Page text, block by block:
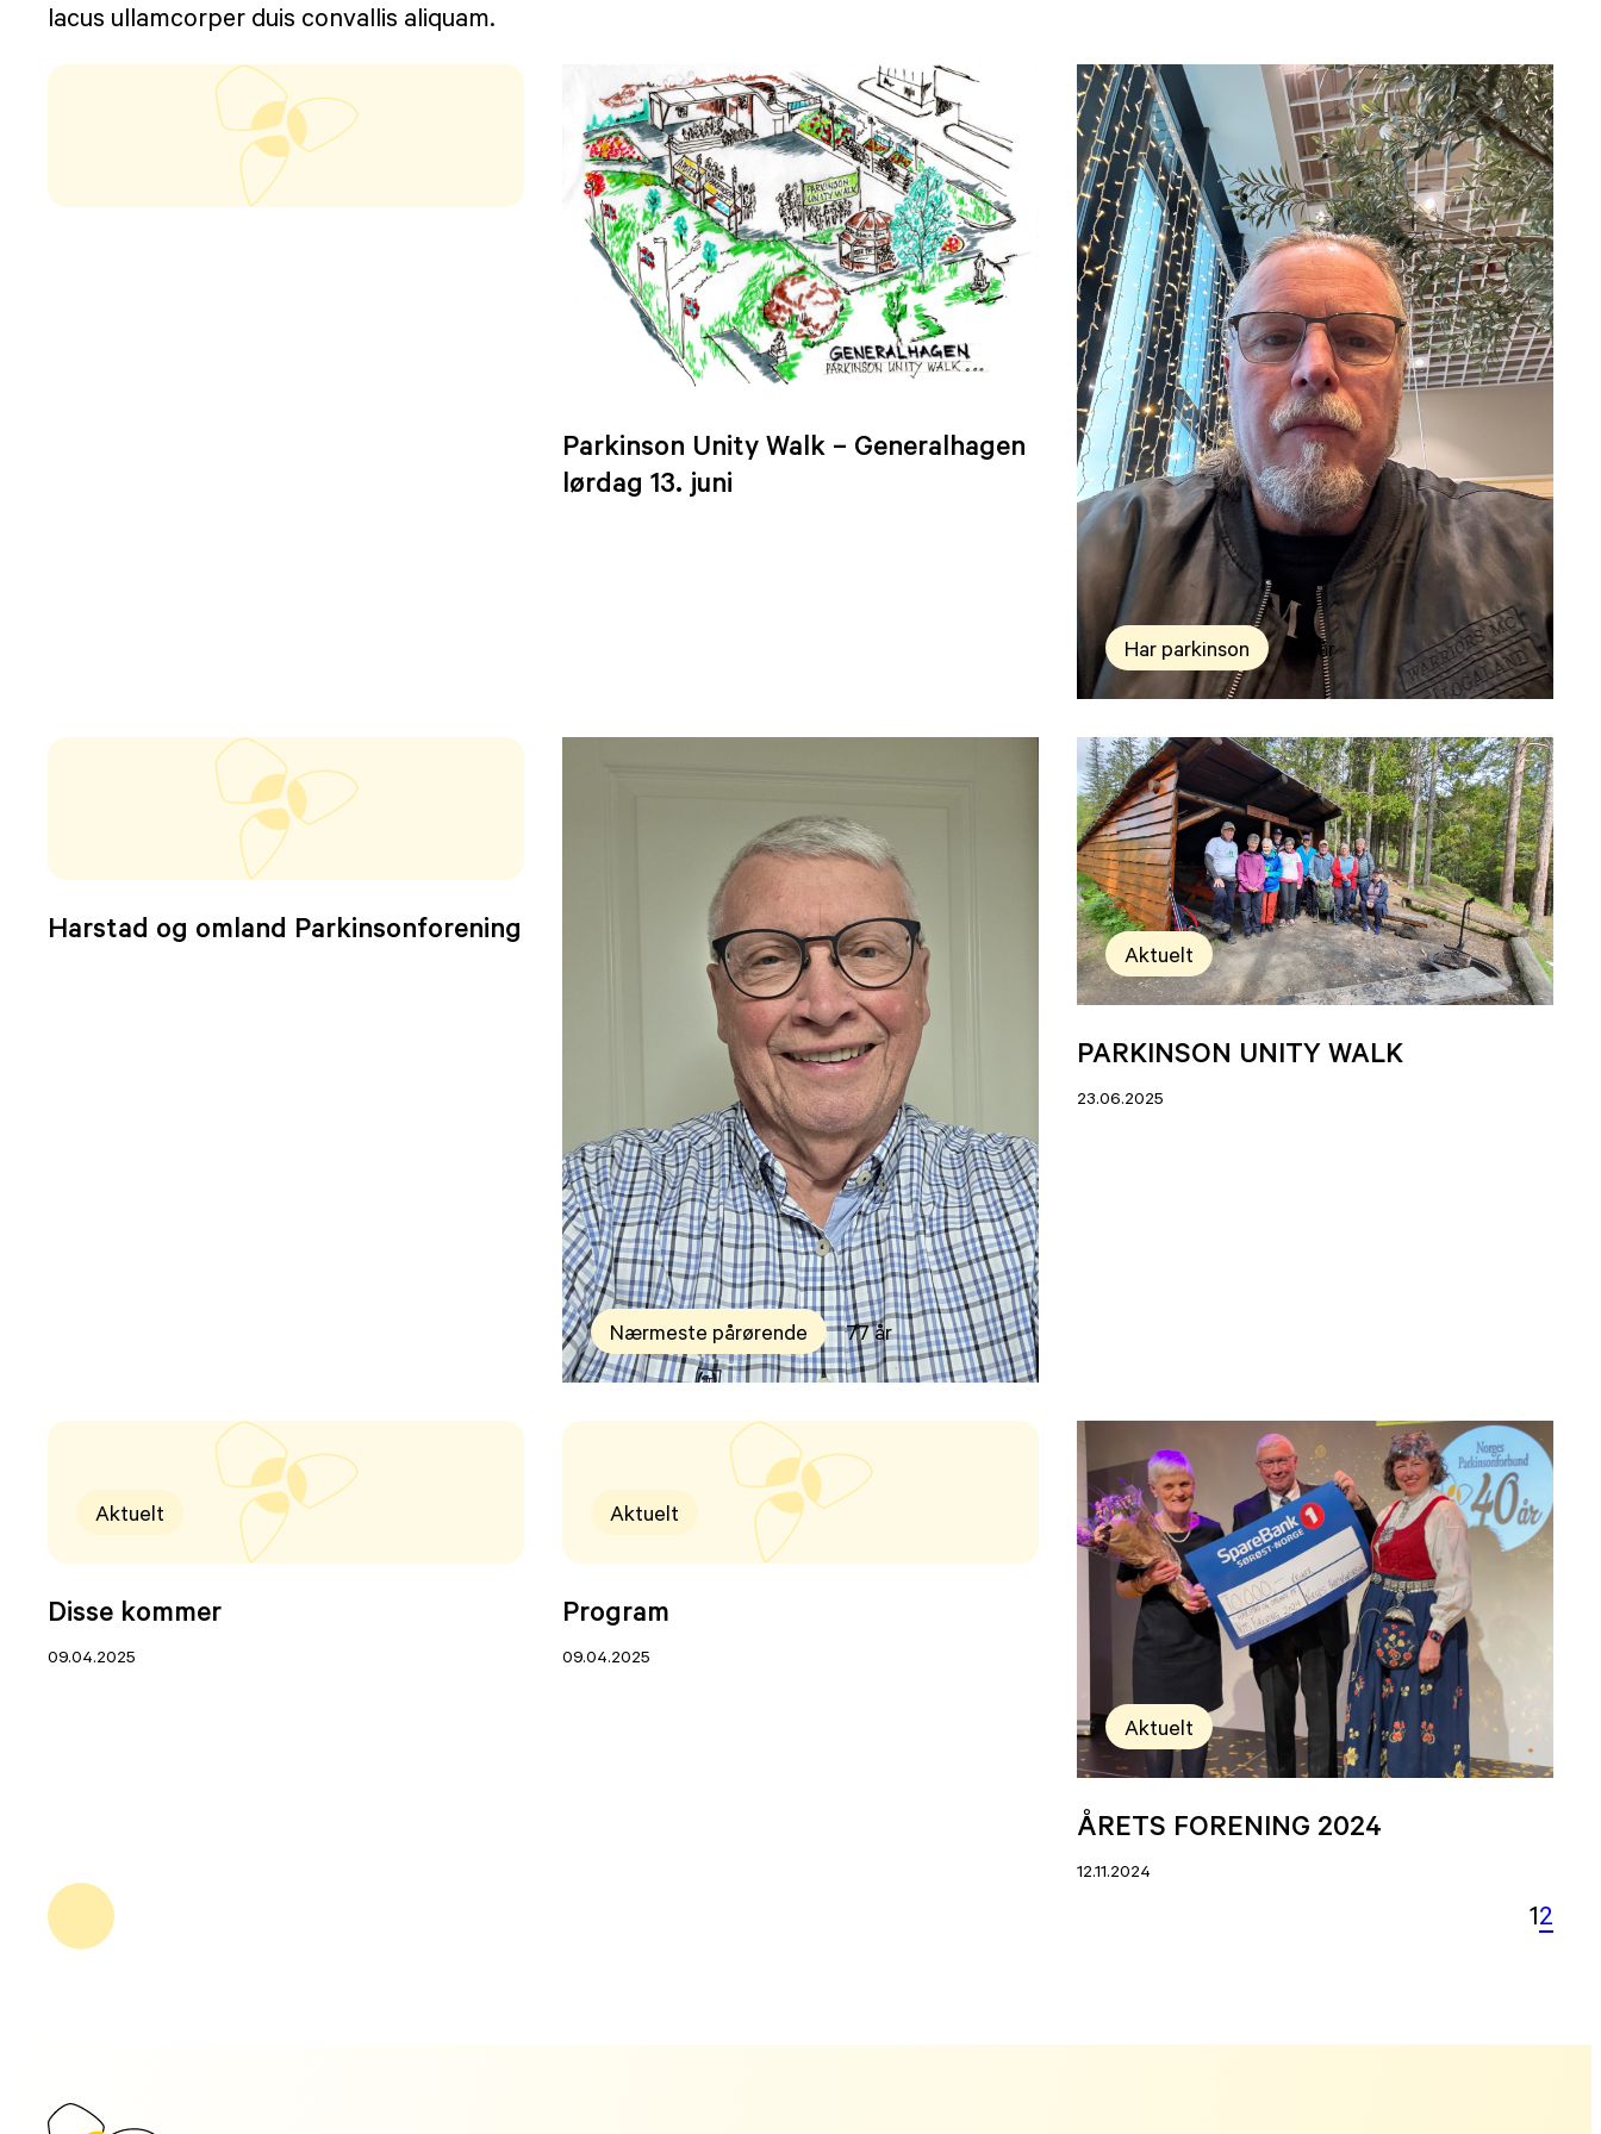
lacus ullamcorper duis convallis aliquam.
Parkinson Unity Walk – Generalhagen
lørdag 13. juni
Har parkinson 60 år
Harstad og omland Parkinsonforening
Nærmeste pårørende 77 år
Aktuelt
PARKINSON UNITY WALK
23.06.2025
Aktuelt
Disse kommer
09.04.2025
Aktuelt
Program
09.04.2025
Aktuelt
ÅRETS FORENING 2024
12.11.2024
12